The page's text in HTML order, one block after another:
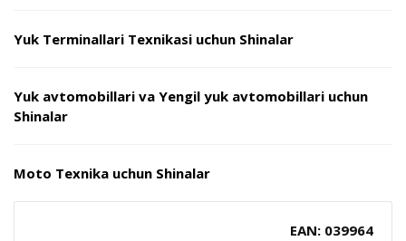
Yuk Terminallari Texnikasi uchun Shinalar
Yuk avtomobillari va Yengil yuk avtomobillari uchun
Shinalar
Moto Texnika uchun Shinalar
EAN: 039964